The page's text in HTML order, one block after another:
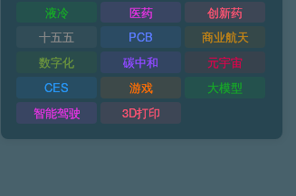
液冷
医药
创新药
十五五
PCB
商业航天
数字化
碳中和
元宇宙
CES
游戏
大模型
智能驾驶
3D打印